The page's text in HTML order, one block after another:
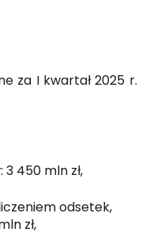
za I kwartał 2025 r.
: 3 450 mln zł,
odsetek,
zł,